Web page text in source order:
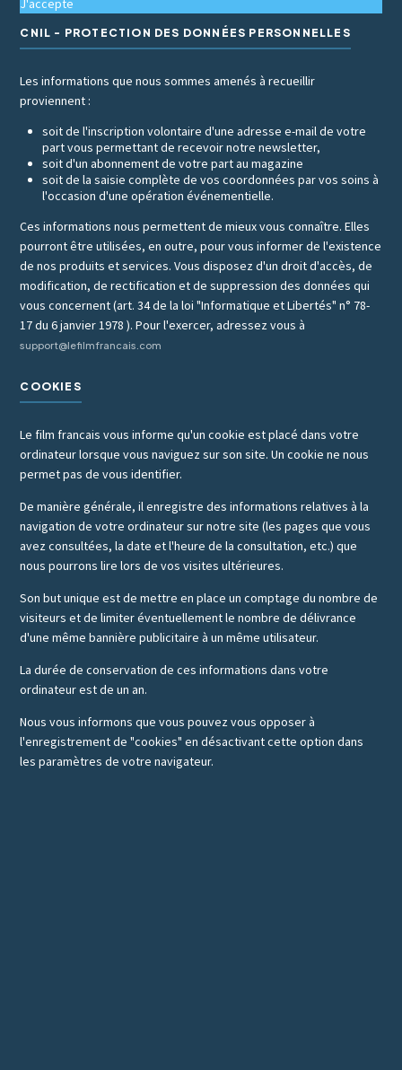
J'accepte
CNIL - PROTECTION DES DONNÉES PERSONNELLES
Les informations que nous sommes amenés à recueillir
proviennent :
soit de l'inscription volontaire d'une adresse e-mail de votre
part vous permettant de recevoir notre newsletter,
soit d'un abonnement de votre part au magazine
soit de la saisie complète de vos coordonnées par vos soins à
l'occasion d'une opération événementielle.
Ces informations nous permettent de mieux vous connaître. Elles
pourront être utilisées, en outre, pour vous informer de l'existence
de nos produits et services. Vous disposez d'un droit d'accès, de
modification, de rectification et de suppression des données qui
vous concernent (art. 34 de la loi "Informatique et Libertés" n° 78-
17 du 6 janvier 1978 ). Pour l'exercer, adressez vous à
support@lefilmfrancais.com
COOKIES
Le film francais vous informe qu'un cookie est placé dans votre
ordinateur lorsque vous naviguez sur son site. Un cookie ne nous
permet pas de vous identifier.
De manière générale, il enregistre des informations relatives à la
navigation de votre ordinateur sur notre site (les pages que vous
avez consultées, la date et l'heure de la consultation, etc.) que
nous pourrons lire lors de vos visites ultérieures.
Son but unique est de mettre en place un comptage du nombre de
visiteurs et de limiter éventuellement le nombre de délivrance
d'une même bannière publicitaire à un même utilisateur.
La durée de conservation de ces informations dans votre
ordinateur est de un an.
Nous vous informons que vous pouvez vous opposer à
l'enregistrement de "cookies" en désactivant cette option dans
les paramètres de votre navigateur.